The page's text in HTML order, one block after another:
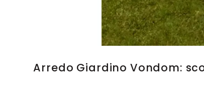
Arredo Giardino Vondom: